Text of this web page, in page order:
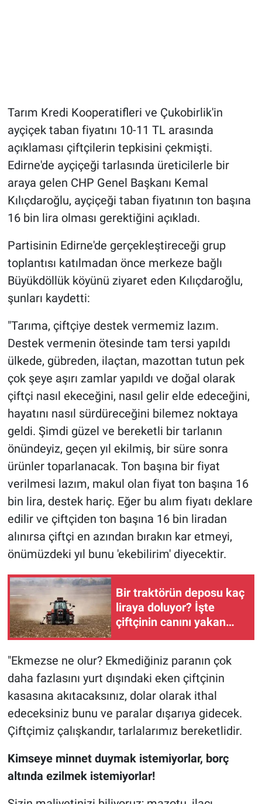
Tarım Kredi Kooperatifleri ve Çukobirlik'in
ayçiçek taban fiyatını 10-11 TL arasında
açıklaması çiftçilerin tepkisini çekmişti.
Edirne'de ayçiçeği tarlasında üreticilerle bir
araya gelen CHP Genel Başkanı Kemal
Kılıçdaroğlu, ayçiçeği taban fiyatının ton başına
16 bin lira olması gerektiğini açıkladı.
Partisinin Edirne'de gerçekleştireceği grup
toplantısı katılmadan önce merkeze bağlı
Büyükdöllük köyünü ziyaret eden Kılıçdaroğlu,
şunları kaydetti:
"Tarıma, çiftçiye destek vermemiz lazım.
Destek vermenin ötesinde tam tersi yapıldı
ülkede, gübreden, ilaçtan, mazottan tutun pek
çok şeye aşırı zamlar yapıldı ve doğal olarak
çiftçi nasıl ekeceğini, nasıl gelir elde edeceğini,
hayatını nasıl sürdüreceğini bilemez noktaya
geldi. Şimdi güzel ve bereketli bir tarlanın
önündeyiz, geçen yıl ekilmiş, bir süre sonra
ürünler toparlanacak. Ton başına bir fiyat
verilmesi lazım, makul olan fiyat ton başına 16
bin lira, destek hariç. Eğer bu alım fiyatı deklare
edilir ve çiftçiden ton başına 16 bin liradan
alınırsa çiftçi en azından bırakın kar etmeyi,
önümüzdeki yıl bunu 'ekebilirim' diyecektir.
Bir traktörün deposu kaç
liraya doluyor? İşte
çiftçinin canını yakan
hesap
"Ekmezse ne olur? Ekmediğiniz paranın çok
daha fazlasını yurt dışındaki eken çiftçinin
kasasına akıtacaksınız, dolar olarak ithal
edeceksiniz bunu ve paralar dışarıya gidecek.
Çiftçimiz çalışkandır, tarlalarımız bereketlidir.
Kimseye minnet duymak istemiyorlar, borç
altında ezilmek istemiyorlar!